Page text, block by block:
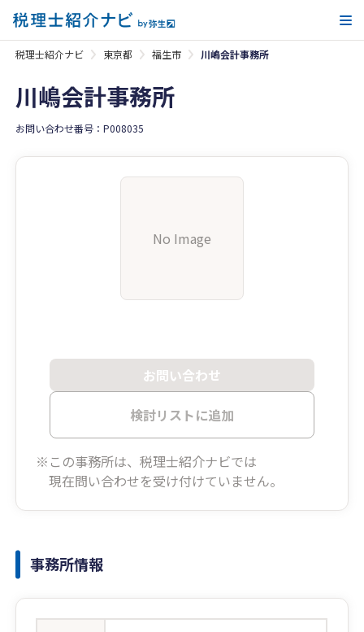
税理士紹介ナビ 東京都 福生市 川嶋会計事務所
川嶋会計事務所
お問い合わせ番号：P008035
No Image
お問い合わせ
検討リストに追加
※この事務所は、税理士紹介ナビでは
現在問い合わせを受け付けていません。
事務所情報